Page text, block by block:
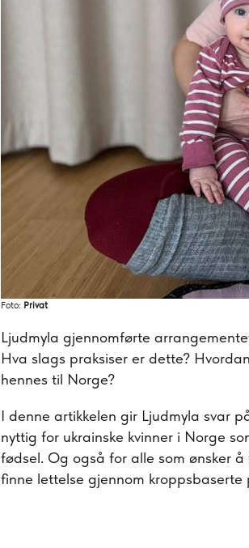
Foto: Privat
Ljudmyla gjennomførte
Hva slags praksiser er dette?
hennes til Norge?
I denne artikkelen gir Ljudmyla svar
nyttig for ukrainske kvinner i Norge
fødsel. Og også for alle som ønsker
finne lettelse gjennom kroppsbaserte